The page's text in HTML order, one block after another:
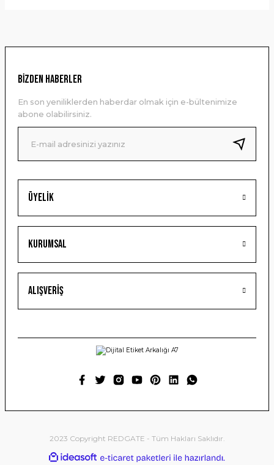
Ürün resmi kalitesiz, bozuk veya görüntülenemiyor.
Ürün bilgilerinde hatalar bulunuyor.
Ürün fiyatı diğer sitelerden daha pahalı.
Bu ürüne benzer farklı alternatifler olmalı.
Gönder
Üyelik
Kurumsal
Alışveriş
BİZDEN HABERLER
En son yeniliklerden haberdar olmak için e-bültenimize
abone olabilirsiniz.
2023 Copyright REDGATE - Tüm Hakları Saklıdır.
ideasoft
e-